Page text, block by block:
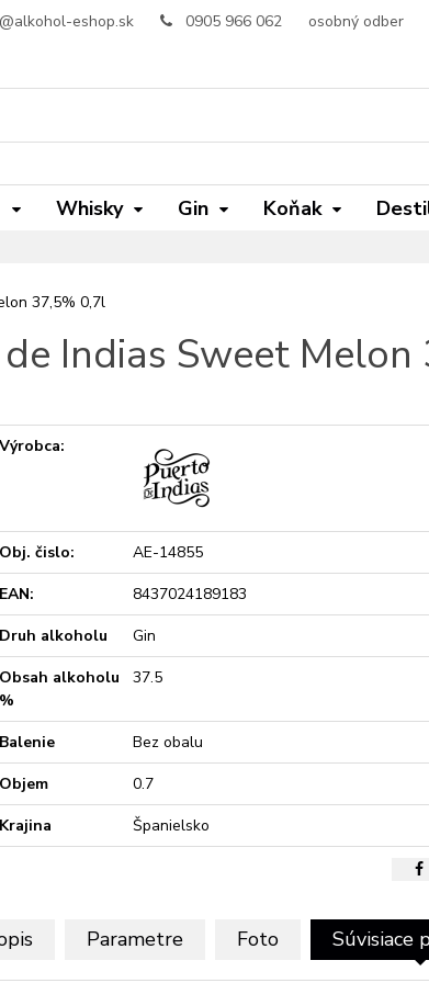
eshop.sk 0905 966 062 osobný odber
Whisky Gin Koňak
37,5% 0,7l
Indias Sweet
Výrobca:
Obj. čislo:
AE-14855
EAN:
8437024189183
Druh alkoholu
Gin
Obsah alkoholu
%
37.5
Balenie
Bez obalu
Objem
0.7
Krajina
Španielsko
Parametre Foto Súvisiace